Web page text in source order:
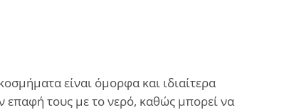
είναι όμορφα και ιδιαίτερα
τους με το νερό, καθώς μπορεί να